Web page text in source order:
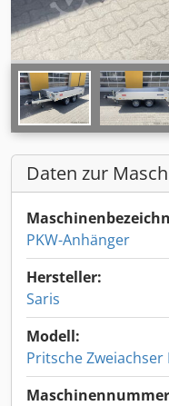
Daten zur
PKW-Anhänger
Hersteller:
Saris
Modell:
Pritsche Zweiachser